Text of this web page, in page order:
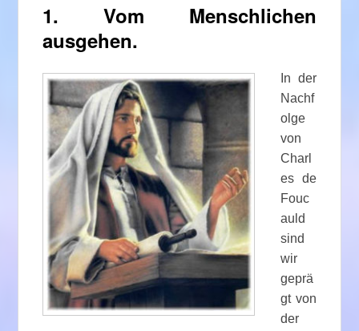
1. Vom Menschlichen
ausgehen.
In der
Nachf
olge
von
Charl
es de
Fouc
auld
sind
wir
geprä
gt von
der